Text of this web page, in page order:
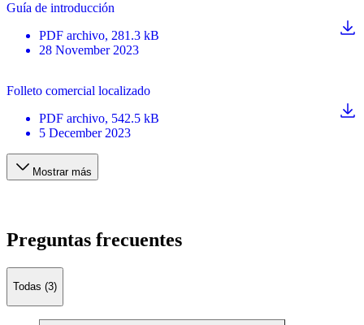
Guía de introducción
PDF archivo, 281.3 kB
28 November 2023
Folleto comercial localizado
PDF archivo, 542.5 kB
5 December 2023
Mostrar más
Preguntas frecuentes
Todas (3)